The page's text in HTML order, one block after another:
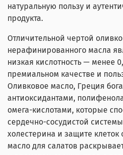
натуральную пользу и
продукта.
Отличительной чертой
нерафинированного масла
низкая кислотность — менее
премиальном качестве и
Оливковое масло, Греция
антиоксидантами,
омега-кислотами, которые
сердечно-сосудистой
холестерина и защите клеток
масло для салатов